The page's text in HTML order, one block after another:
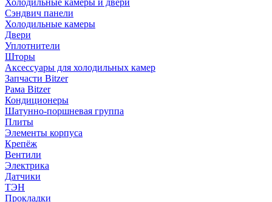
Холодильные камеры и двери
Сэндвич панели
Холодильные камеры
Двери
Уплотнители
Шторы
Аксессуары для холодильных камер
Запчасти Bitzer
Рама Bitzer
Кондиционеры
Шатунно-поршневая группа
Плиты
Элементы корпуса
Крепёж
Вентили
Электрика
Датчики
ТЭН
Прокладки